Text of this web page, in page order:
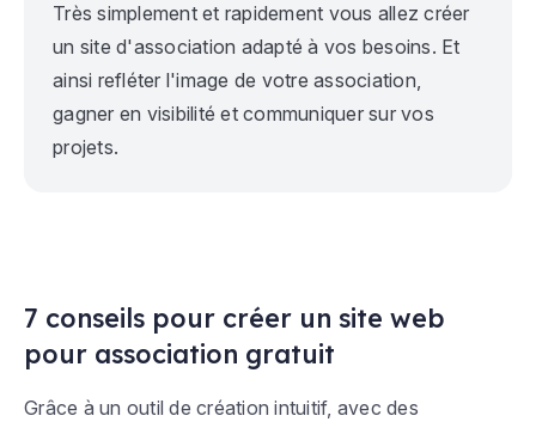
Très simplement et rapidement vous allez créer
un site d'association adapté à vos besoins. Et
ainsi refléter l'image de votre association,
gagner en visibilité et communiquer sur vos
projets.
7 conseils pour créer un site web
pour association gratuit
Grâce à un outil de création intuitif, avec des